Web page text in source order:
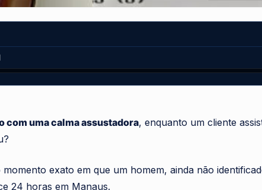
com uma calma assustadora, enquanto um cliente
exato em que um homem, ainda não
24 horas em Manaus.